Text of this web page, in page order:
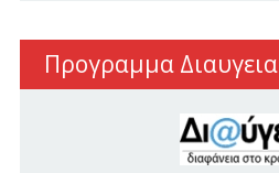
Προγραμμα Διαυγεια